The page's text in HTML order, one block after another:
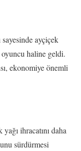
ayçiçek
haline geldi.
ekonomiye önemli
ihracatını daha
sürdürmesi